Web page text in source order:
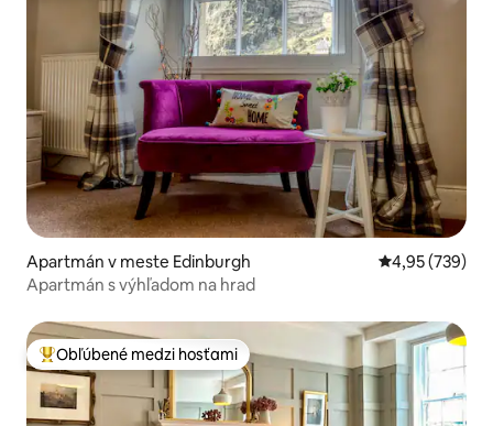
Apartmán v meste Edinburgh Priemerné
4,95 (739)
Apartmán s výhľadom na hrad
Najobľúbenejšie medzi hosťami
Obľúbené medzi hosťami